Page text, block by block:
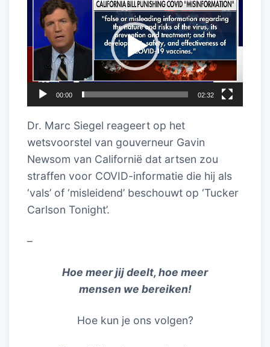
00:00 02:32
Dr. Marc Siegel reageert op het
wetsvoorstel van gouverneur Gavin
Newsom van Californië dat artsen zou
straffen voor COVID-informatie die hij als
‘vals’ of ‘misleidend’ beschouwt op ‘Tucker
Carlson Tonight’.
–
Hoe meer jij deelt, hoe meer
mensen we bereiken!
Hoe kun je ons volgen?